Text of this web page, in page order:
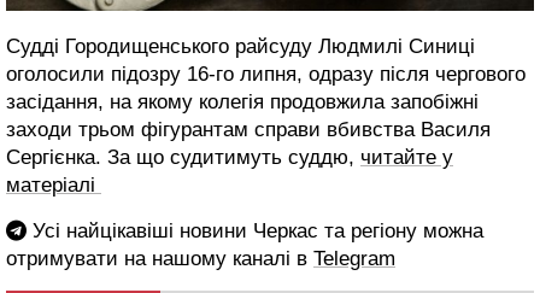
Судді Городищенського райсуду Людмилі Синиці
оголосили підозру 16-го липня, одразу після чергового
засідання, на якому колегія продовжила запобіжні
заходи трьом фігурантам справи вбивства Василя
Сергієнка. За що судитимуть суддю, читайте у
матеріалі
Усі найцікавіші новини Черкас та регіону можна
отримувати на нашому каналі в Telegram